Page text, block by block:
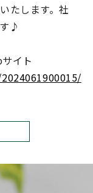
たします。社
♪
イト